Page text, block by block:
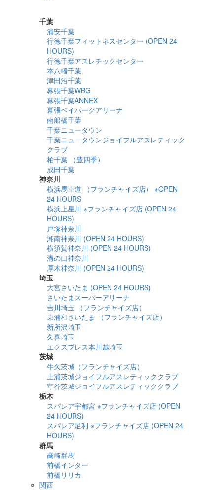
千葉
浦安千葉
行徳千葉フィットネスセンター (OPEN 24
HOURS)
行徳千葉アスレチックセンター
本八幡千葉
津田沼千葉
幕張千葉WBG
幕張千葉ANNEX
幕張ベイパークアリーナ
南船橋千葉
千葉ニュータウン
千葉ニュータウンジョイフルアスレティック
クラブ
柏千葉 （豊四季）
成田千葉
神奈川
横浜馬車道 （フランチャイズ店） ※OPEN
24 HOURS
横浜上星川 ※フランチャイズ店 (OPEN 24
HOURS)
戸塚神奈川
湘南神奈川 (OPEN 24 HOURS)
横須賀神奈川 (OPEN 24 HOURS)
溝の口神奈川
厚木神奈川 (OPEN 24 HOURS)
埼玉
大宮さいたま (OPEN 24 HOURS)
さいたまスーパーアリーナ
吉川埼玉 （フランチャイズ店）
東浦和さいたま （フランチャイズ店）
新所沢埼玉
久喜埼玉
エクスプレス本川越埼玉
茨城
牛久茨城（フランチャイズ店）
土浦茨城ジョイフルアスレティッククラブ
守谷茨城ジョイフルアスレティッククラブ
栃木
スパレア宇都宮 ※フランチャイズ店 (OPEN
24 HOURS)
スパレア足利 ※フランチャイズ店 (OPEN 24
HOURS)
群馬
高崎群馬
前橋インター
前橋リリカ
関西